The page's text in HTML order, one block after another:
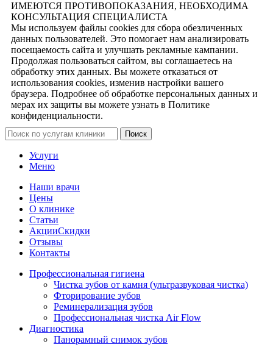
ИМЕЮТСЯ ПРОТИВОПОКАЗАНИЯ, НЕОБХОДИМА
КОНСУЛЬТАЦИЯ СПЕЦИАЛИСТА
Мы используем файлы cookies для сбора обезличенных
данных пользователей. Это помогает нам анализировать
посещаемость сайта и улучшать рекламные кампании.
Продолжая пользоваться сайтом, вы соглашаетесь на
обработку этих данных. Вы можете отказаться от
использования cookies, изменив настройки вашего
браузера. Подробнее об обработке персональных данных и
мерах их защиты вы можете узнать в Политике
конфиденциальности.
Поиск
Услуги
Меню
Наши врачи
Цены
О клинике
Статьи
АкцииСкидки
Отзывы
Контакты
Профессиональная гигиена
Чистка зубов от камня (ультразвуковая чистка)
Фторирование зубов
Реминерализация зубов
Профессиональная чистка Air Flow
Диагностика
Панорамный снимок зубов